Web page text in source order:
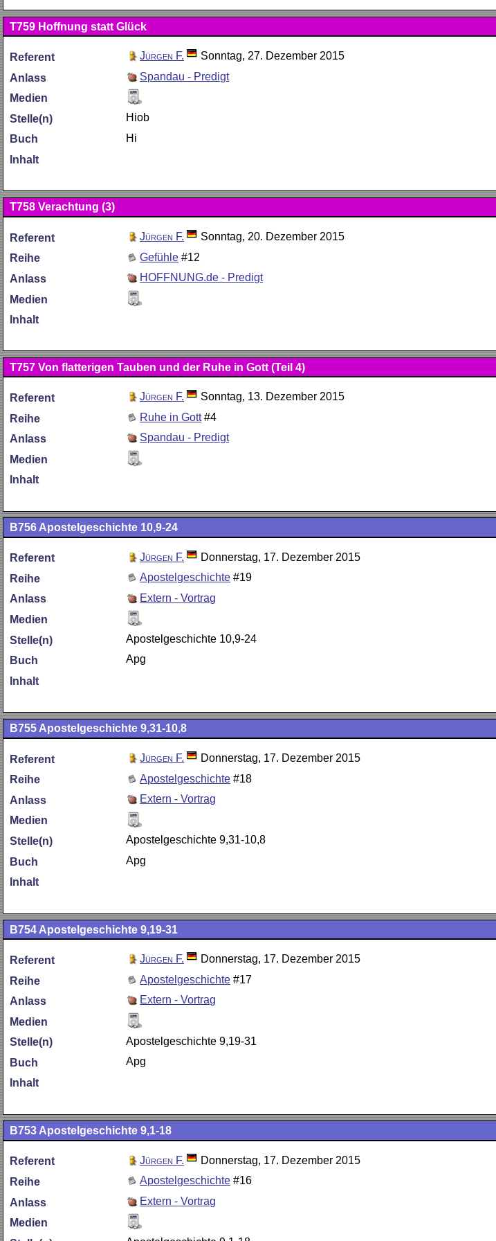
T759 Hoffnung statt Glück
Referent Jürgen F.
Sonntag, 27. Dezember 2015
Anlass
Spandau - Predigt
Medien
Stelle(n)
Hiob
Buch
Hi
Inhalt
T758 Verachtung (3)
Referent Jürgen F.
Sonntag, 20. Dezember 2015
Reihe
Gefühle #12
Anlass
HOFFNUNG.de - Predigt
Medien
Inhalt
T757 Von flatterigen Tauben und der Ruhe in Gott (Teil 4)
Referent Jürgen F.
Sonntag, 13. Dezember 2015
Reihe
Ruhe in Gott#4
Anlass
Spandau - Predigt
Medien
Inhalt
B756 Apostelgeschichte 10,9-24
Referent Jürgen F.
Donnerstag, 17. Dezember 2015
Reihe
Apostelgeschichte #19
Anlass
Extern - Vortrag
Medien
Stelle(n)
Apostelgeschichte 10,9-24
Buch
Apg
Inhalt
B755 Apostelgeschichte 9,31-10,8
Referent Jürgen F.
Donnerstag, 17. Dezember 2015
Reihe
Apostelgeschichte #18
Anlass
Extern - Vortrag
Medien
Stelle(n)
Apostelgeschichte 9,31-10,8
Buch
Apg
Inhalt
B754 Apostelgeschichte 9,19-31
Referent Jürgen F.
Donnerstag, 17. Dezember 2015
Reihe
Apostelgeschichte #17
Anlass
Extern - Vortrag
Medien
Stelle(n)
Apostelgeschichte 9,19-31
Buch
Apg
Inhalt
B753 Apostelgeschichte 9,1-18
Referent Jürgen F.
Donnerstag, 17. Dezember 2015
Reihe
Apostelgeschichte #16
Anlass
Extern - Vortrag
Medien